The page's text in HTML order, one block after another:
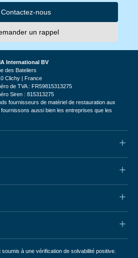
Contactez-nous
un rappel
International BV
des Bateliers
Clichy | France
de TVA : FR59815313275
Siren : 815313275
fournisseurs de matériel de restauration aux
aussi bien les entreprises que les
à une vérification de solvabilité positive.